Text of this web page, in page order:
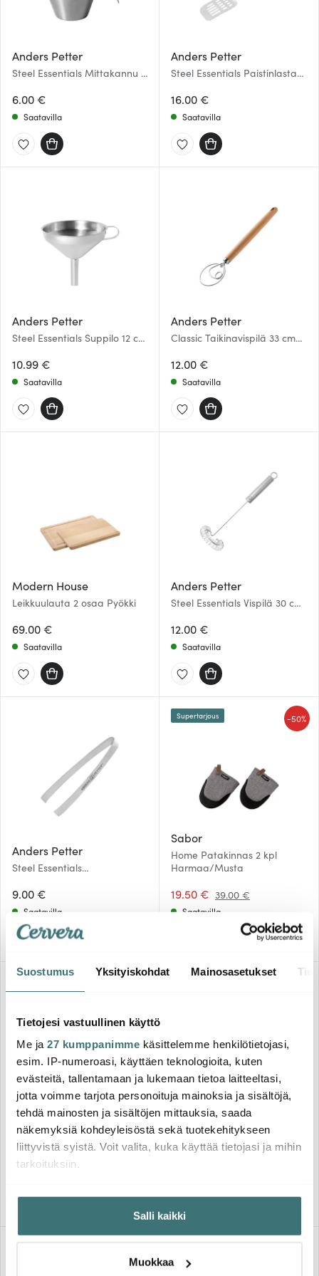
Suostumus Yksityiskohdat Mainosasetukset
Tietojesi vastuullinen käyttö
Me ja 27 kumppanimme käsittelemme henkilötietojasi,
esim. IP-numeroasi, käyttäen teknologioita, kuten
evästeitä, tallentamaan ja lukemaan tietoa laitteeltasi,
jotta voimme tarjota personoituja mainoksia ja sisältöjä,
tehdä mainosten ja sisältöjen mittauksia, saada
näkemyksiä kohdeyleisöstä sekä tuotekehitykseen
liittyvistä syistä. Voit valita, kuka käyttää tietojasi ja mihin
tarkoituksiin.
Jos sallit, haluamme myös tehdä seuraavia:
Kerätä tietoja maantieteellisestä sijainnistasi,
mahdollisesti muutaman metrin tarkkuudella
aktiivisesti (sormenjäljen muodostaminen)
Salli kaikki
Muokkaa
Anders Petter
Steel Essentials Mittakannu 1
6.00 €
Saatavilla
Anders Petter
Steel Essentials Paistinlasta
16.00 €
Saatavilla
Anders Petter
Steel Essentials Suppilo 12 cm
10.99 €
Saatavilla
Anders Petter
Classic Taikinavispilä 33 cm
12.00 €
Saatavilla
Modern House
Leikkuulauta 2 osaa Pyökki
69.00 €
Saatavilla
Anders Petter
Steel Essentials Vispilä 30 cm
12.00 €
Saatavilla
Anders Petter
Steel Essentials
Teräs
9.00 €
Saatavilla
Sabor
Home Patakinnas 2 kpl
Harmaa/Musta
19.50 € 39.00 €
-50%
Supertarjous
Saatavilla
Anders Petter
Stenfors Valurautapata
pyöreä 4,4 L Vihreä
139.00 €
Anders Petter
Stenfors Ohukaispannu
valurauta 23 cm